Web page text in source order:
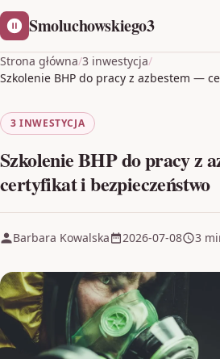
Smoluchowskiego3
Strona główna/3 inwestycja/
Szkolenie BHP do pracy z azbestem —
3 INWESTYCJA
Szkolenie BHP do pracy z
certyfikat i bezpieczeństwo
Barbara Kowalska 2026-07-08 3